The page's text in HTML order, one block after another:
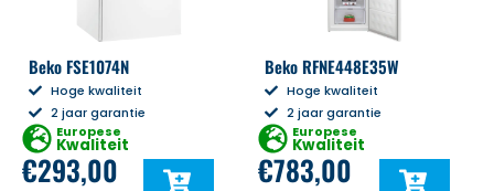
Beko FSE1074N
Hoge kwaliteit
2 jaar garantie
Europese
Kwaliteit
€293,00
Beko RFNE448E35W
Hoge kwaliteit
2 jaar garantie
Europese
Kwaliteit
€783,00